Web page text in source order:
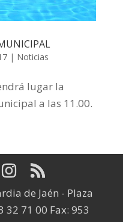
| Noticias
lugar la
a las 11.00.
de Jaén - Plaza
32 71 00 Fax: 953